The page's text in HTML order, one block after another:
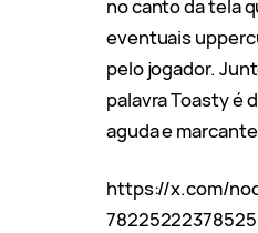
no canto da tela
eventuais
pelo jogador.
palavra Toasty é
aguda e
https://x.com/